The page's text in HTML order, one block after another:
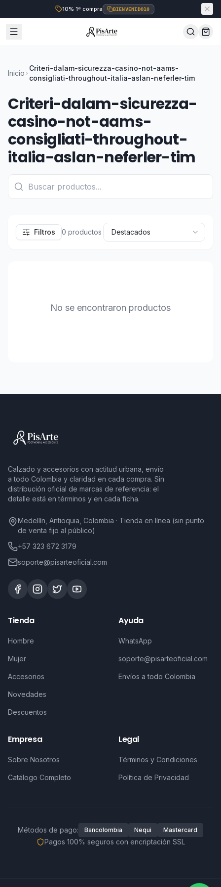
10% 1ª compra BIENVENIDO10
Inicio
Criteri-dalam-sicurezza-casino-not-aams-
consigliati-throughout-italia-aslan-neferler-tim
Criteri-dalam-sicurezza-
casino-not-aams-
consigliati-throughout-
italia-aslan-neferler-tim
Filtros 0 productos
No se encontraron productos
Calzado y accesorios con actitud urbana, envío
a todo Colombia y claridad en cada compra. Sin
distribución oficial de marcas de referencia: el
detalle está en términos y en cada ficha.
Medellín, Antioquia, Colombia · Tienda en línea (sin punto
de venta fijo al público)
+57 323 672 3179
soporte@pisarteoficial.com
Tienda
Hombre
Mujer
Accesorios
Novedades
Descuentos
Ayuda
WhatsApp
soporte@pisarteoficial.com
Envíos a todo Colombia
Empresa
Sobre Nosotros
Catálogo Completo
Legal
Términos y Condiciones
Política de Privacidad
Métodos de pago: Bancolombia Nequi Mastercard
Pagos 100% seguros con encriptación SSL